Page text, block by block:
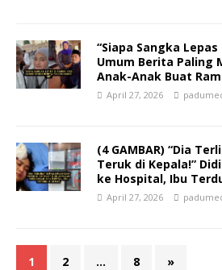
“Siapa Sangka
Umum Berita Paling
Anak-Anak Buat
April 27, 2026
(4 GAMBAR) “Dia
Teruk di Kepala!”
ke Hospital, Ibu
April 27, 2026
1 2 … 8 »